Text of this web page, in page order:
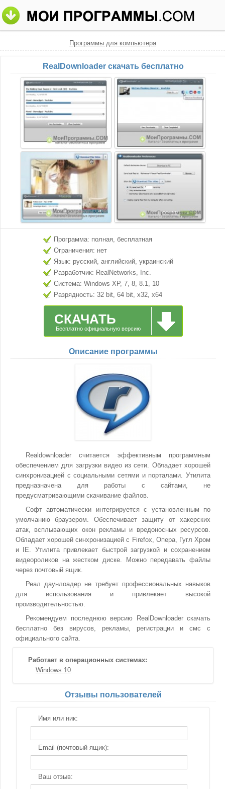
Программы для компьютера
RealDownloader скачать бесплатно
Программа: полная, бесплатная
Ограничения: нет
Язык: русский, английский, украинский
Разработчик: RealNetworks, Inc.
Система: Windows XP, 7, 8, 8.1, 10
Разрядность: 32 bit, 64 bit, x32, x64
СКАЧАТЬ
Бесплатно официальную версию
Описание программы
Realdownloader считается эффективным программным
обеспечением для загрузки видео из сети. Обладает хорошей
синхронизацией с социальными сетями и порталами. Утилита
предназначена для работы с сайтами, не
предусматривающими скачивание файлов.
Софт автоматически интегрируется с установленным по
умолчанию браузером. Обеспечивает защиту от хакерских
атак, всплывающих окон рекламы и вредоносных ресурсов.
Обладает хорошей синхронизацией с Firefox, Опера, Гугл Хром
и IE. Утилита привлекает быстрой загрузкой и сохранением
видеороликов на жестком диске. Можно передавать файлы
через почтовый ящик.
Реал даунлоадер не требует профессиональных навыков
для использования и привлекает высокой
производительностью.
Рекомендуем последнюю версию RealDownloader скачать
бесплатно без вирусов, рекламы, регистрации и смс с
официального сайта.
Работает в операционных системах:
Windows 10
Отзывы пользователей
Имя или ник:
Email (почтовый ящик):
Ваш отзыв: